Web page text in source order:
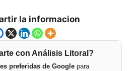
la informacion
con Análisis Litoral?
preferidas de Google para